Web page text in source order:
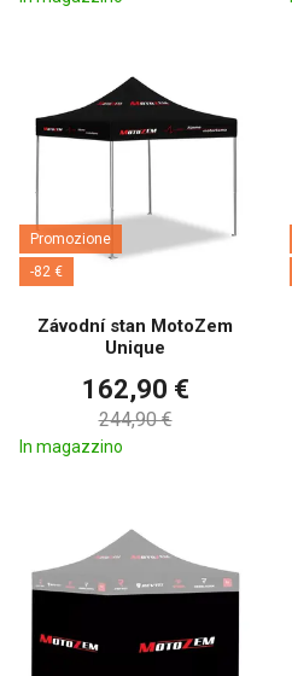
Promozione
-82 €
Závodní stan MotoZem
Unique
162,90 €
244,90 €
In magazzino